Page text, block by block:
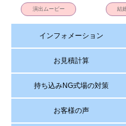
演出ムービー 結
インフォメーション
お見積計算
持ち込みNG式場の対策
お客様の声